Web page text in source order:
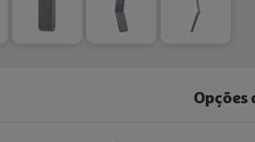
Opções